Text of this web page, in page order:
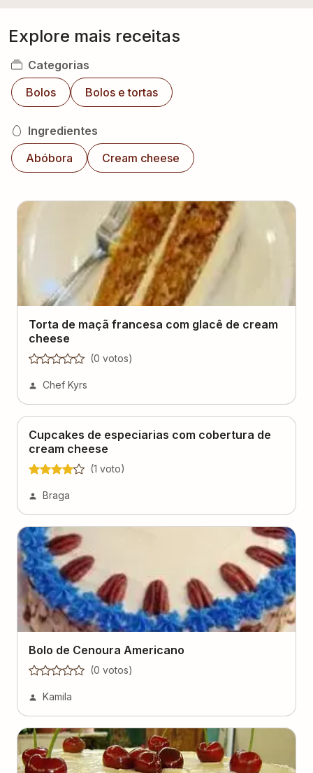
Explore mais receitas
Categorias
Bolos
Bolos e tortas
Ingredientes
Abóbora
Cream cheese
Torta de maçã francesa com glacê de cream
cheese
(0 votos)
Chef Kyrs
Cupcakes de especiarias com cobertura de
cream cheese
(1 voto)
Braga
Bolo de Cenoura Americano
(0 votos)
Kamila